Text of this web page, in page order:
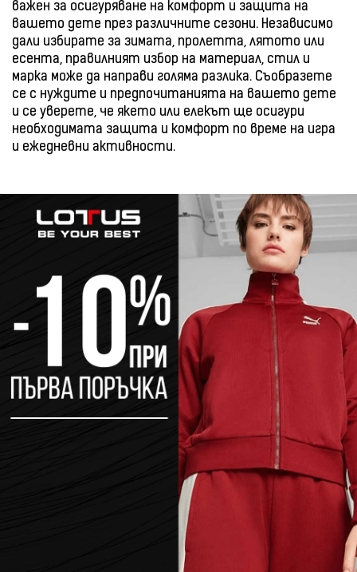
важен за осигуряване на комфорт и защита на
вашето дете през различните сезони. Независимо
дали избирате за зимата, пролетта, лятото или
есента, правилният избор на материал, стил и
марка може да направи голяма разлика. Съобразете
се с нуждите и предпочитанията на вашето дете
и се уверете, че якето или елекът ще осигури
необходимата защита и комфорт по време на игра
и ежедневни активности.